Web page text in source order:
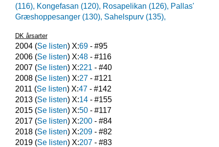
(116), Kongefasan (120), Rosapelikan (126), Pallas'
Græshoppesanger (130), Sahelspurv (135),
DK årsarter
2004(Se listen) X:69- #95
2006(Se listen) X:48- #116
2007(Se listen) X:221 - #40
2008(Se listen) X:27- #121
2011 (Se listen) X:47- #142
2013(Se listen) X:14- #155
2015(Se listen) X:50- #117
2017(Se listen) X:200- #84
2018(Se listen) X:209- #82
2019(Se listen) X:207- #83